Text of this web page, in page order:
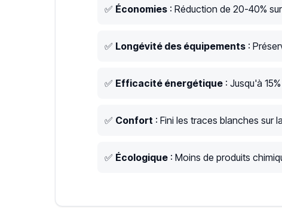
✅ Économies : Réduction de 20-40%
✅ Longévité des équipements :
✅ Efficacité énergétique : Jusqu'à
✅ Confort : Fini les traces blanches sur
✅ Écologique : Moins de produits